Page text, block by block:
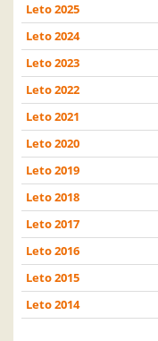
Leto 2025
Leto 2024
Leto 2023
Leto 2022
Leto 2021
Leto 2020
Leto 2019
Leto 2018
Leto 2017
Leto 2016
Leto 2015
Leto 2014